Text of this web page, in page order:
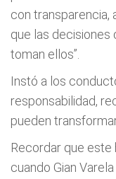
con transparencia,
que las decisiones
toman ellos”.
Instó a los
responsabilidad,
pueden
Recordar que este
cuando Gian